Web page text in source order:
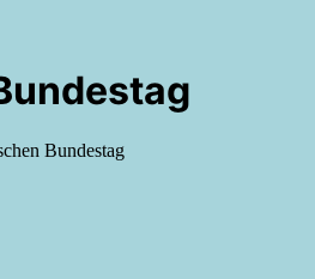
Bundestag